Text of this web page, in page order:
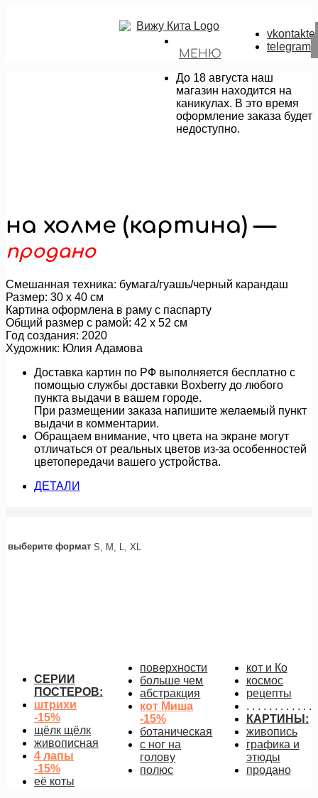
vkontakte
telegram
МЕНЮ
До 18 августа наш
магазин находится на
каникулах. В это время
оформление заказа будет
недоступно.
на холме (картина) —
продано
Смешанная техника: бумага/гуашь/черный карандаш
Размер: 30 х 40 см
Картина оформлена в раму с паспарту
Общий размер с рамой: 42 х 52 см
Год создания: 2020
Художник: Юлия Адамова
Доставка картин по РФ выполняется бесплатно с
помощью службы доставки Boxberry до любого
пункта выдачи в вашем городе.
При размещении заказа напишите желаемый пункт
выдачи в комментарии.
Обращаем внимание, что цвета на экране могут
отличаться от реальных цветов из-за особенностей
цветопередачи вашего устройства.
ДЕТАЛИ
выберите формат S, M, L, XL
СЕРИИ
ПОСТЕРОВ:
штрихи
-15%
щёлк щёлк
живописная
4 лапы
-15%
её коты
поверхности
больше чем
абстракция
кот Миша
-15%
ботаническая
с ног на
голову
полюс
кот и Ко
космос
рецепты
. . . . . . . . . . . .
КАРТИНЫ:
живопись
графика и
этюды
продано